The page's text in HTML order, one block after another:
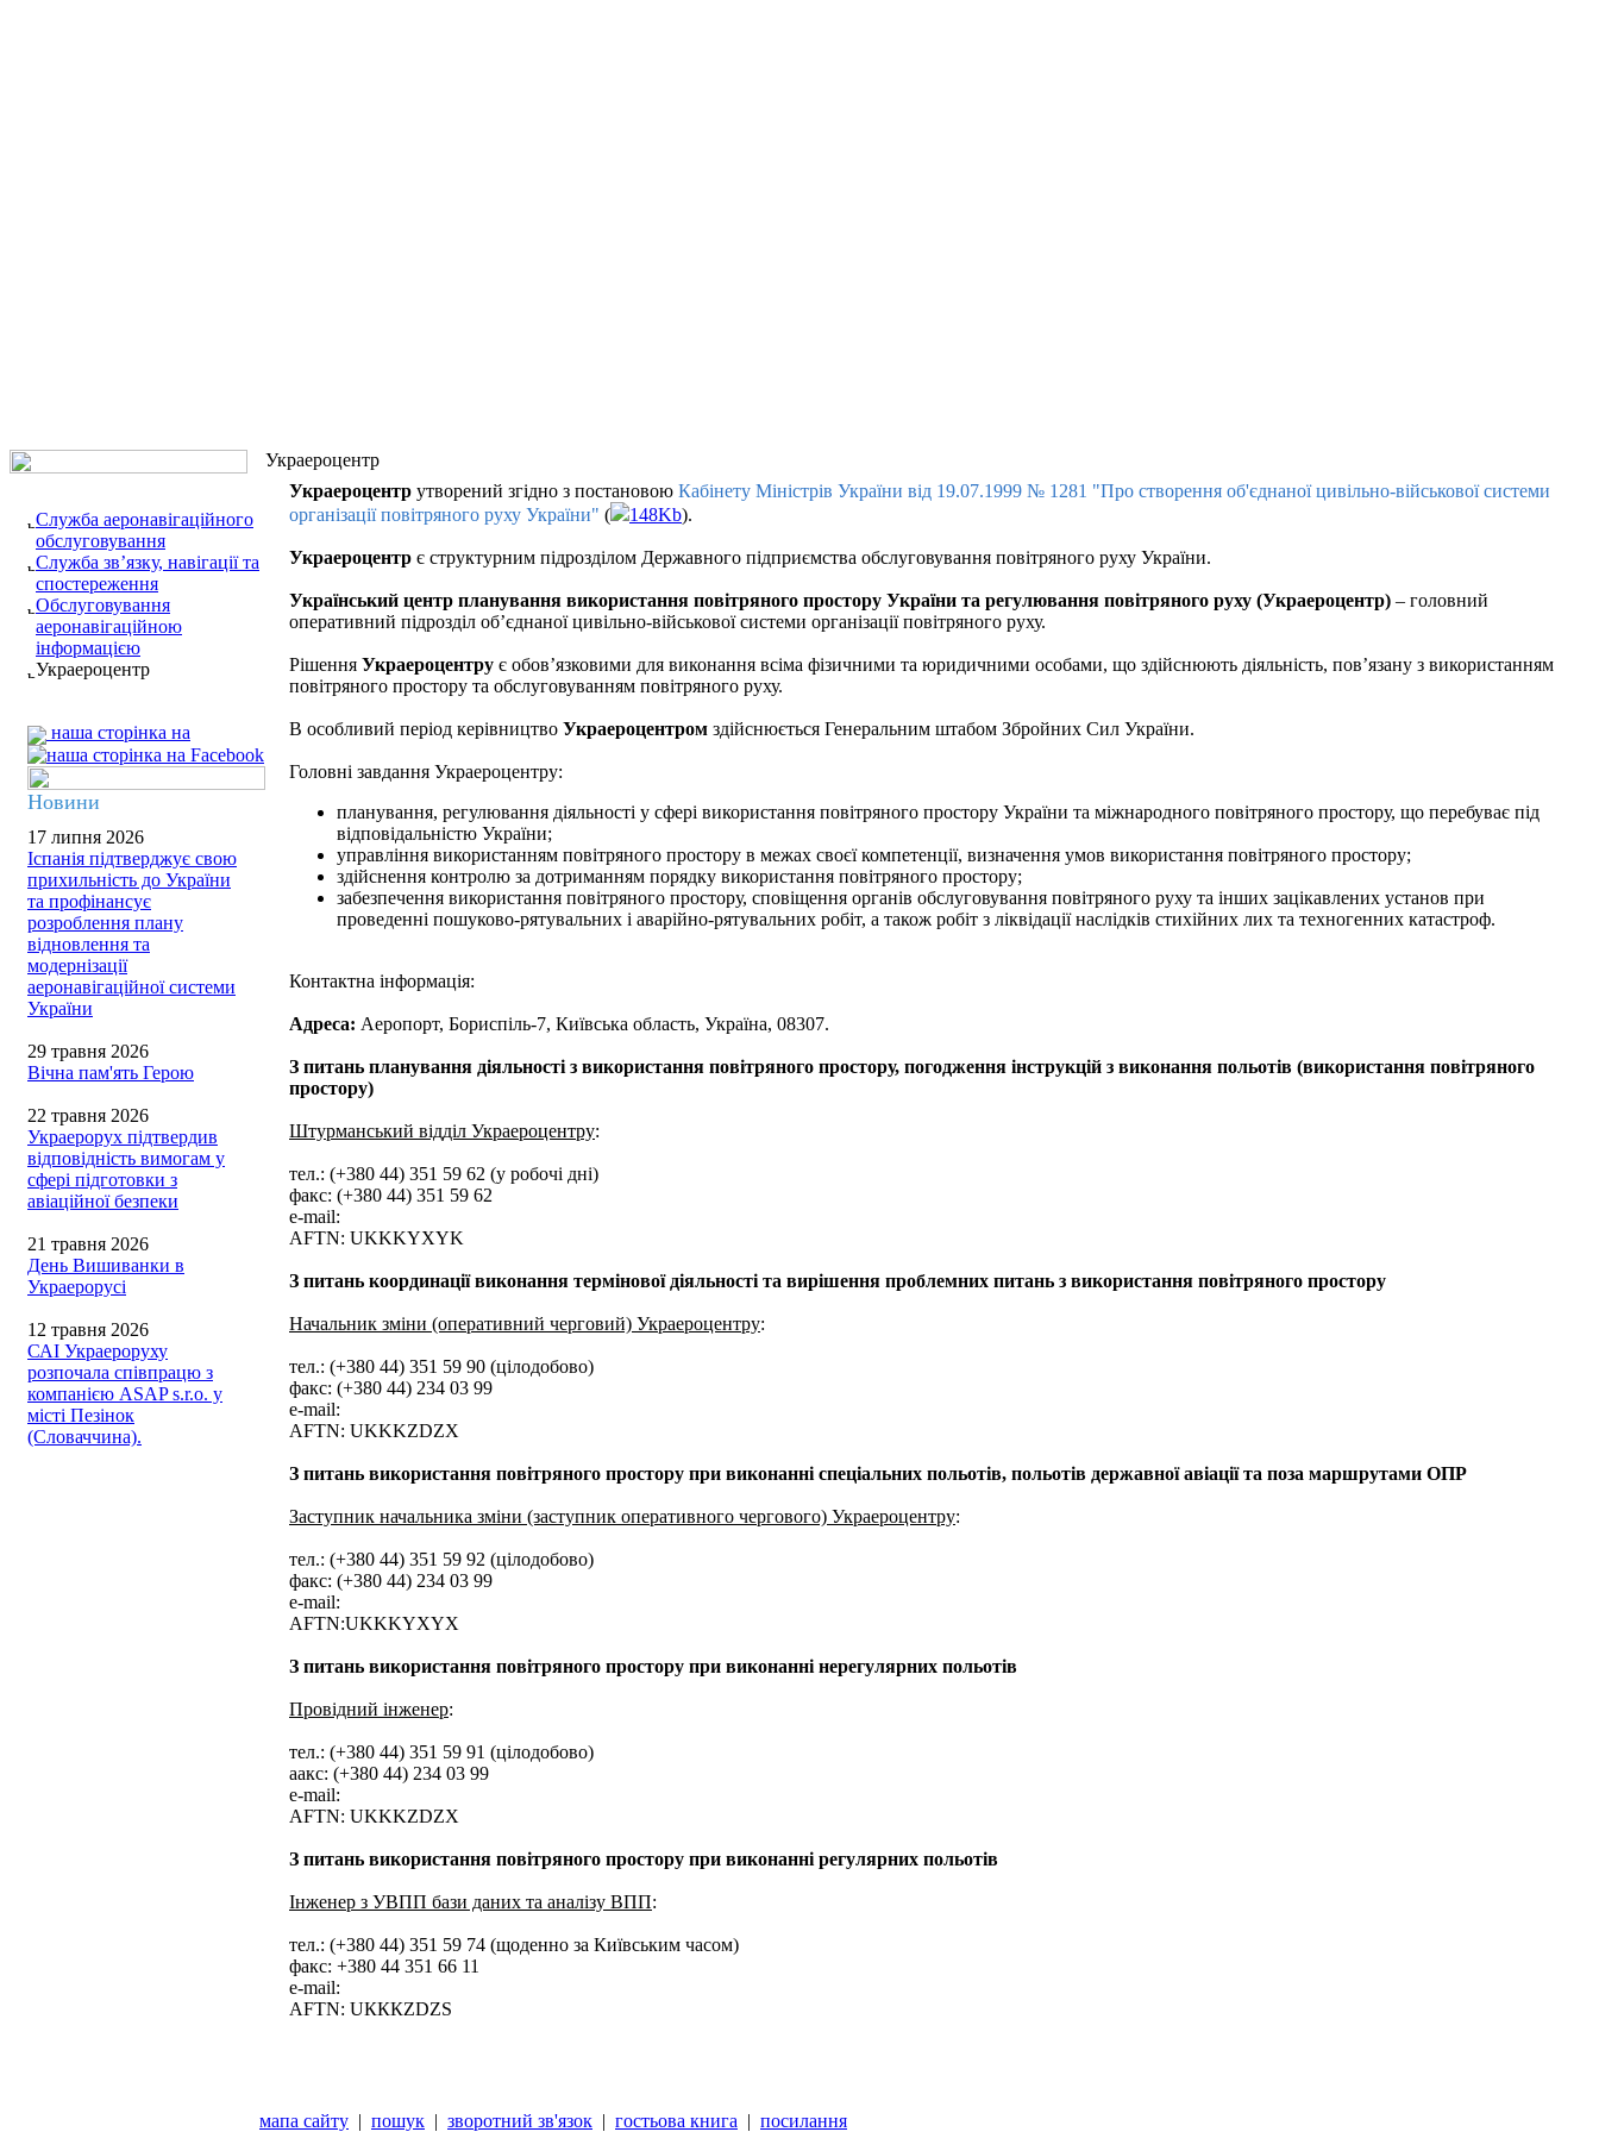
Служба аеронавігаційного
обслуговування
Служба зв’язку, навігації та
спостереження
Обслуговування
аеронавігаційною
інформацією
Украероцентр
наша сторінка на
Новини
17 липня 2026
Іспанія підтверджує свою
прихильність до України
та профінансує
розроблення плану
відновлення та
модернізації
аеронавігаційної системи
України
29 травня 2026
Вічна пам'ять Герою
22 травня 2026
Украерорух підтвердив
відповідність вимогам у
сфері підготовки з
авіаційної безпеки
21 травня 2026
День Вишиванки в
Украерорусі
12 травня 2026
САІ Украероруху
розпочала співпрацю з
компанією ASAP s.r.o. у
місті Пезінок
(Словаччина).
Украероцентр
Украероцентр утворений згідно з постановою Кабінету Міністрів України від 19.07.1999 № 1281 "Про створення об'єднаної цивільно-військової системи
організації повітряного руху України" ( 148Kb).
Украероцентр є структурним підрозділом Державного підприємства обслуговування повітряного руху України.
Український центр планування використання повітряного простору України та регулювання повітряного руху (Украероцентр) – головний
оперативний підрозділ об’єднаної цивільно-військової системи організації повітряного руху.
Рішення Украероцентру є обов’язковими для виконання всіма фізичними та юридичними особами, що здійснюють діяльність, пов’язану з використанням
повітряного простору та обслуговуванням повітряного руху.
В особливий період керівництво Украероцентром здійснюється Генеральним штабом Збройних Сил України.
Головні завдання Украероцентру:
планування, регулювання діяльності у сфері використання повітряного простору України та міжнародного повітряного простору, що перебуває під
відповідальністю України;
управління використанням повітряного простору в межах своєї компетенції, визначення умов використання повітряного простору;
здійснення контролю за дотриманням порядку використання повітряного простору;
забезпечення використання повітряного простору, сповіщення органів обслуговування повітряного руху та інших зацікавлених установ при
проведенні пошуково-рятувальних і аварійно-рятувальних робіт, а також робіт з ліквідації наслідків стихійних лих та техногенних катастроф.
Контактна інформація:
Адреса: Аеропорт, Бориспіль-7, Київська область, Україна, 08307.
З питань планування діяльності з використання повітряного простору, погодження інструкцій з виконання польотів (використання повітряного
простору)
Штурманський відділ Украероцентру:
тел.: (+380 44) 351 59 62 (у робочі дні)
факс: (+380 44) 351 59 62
e-mail:
AFTN: UKKKYXYK
З питань координації виконання термінової діяльності та вирішення проблемних питань з використання повітряного простору
Начальник зміни (оперативний черговий) Украероцентру:
тел.: (+380 44) 351 59 90 (цілодобово)
факс: (+380 44) 234 03 99
e-mail:
AFTN: UKKKZDZX
З питань використання повітряного простору при виконанні спеціальних польотів, польотів державної авіації та поза маршрутами ОПР
Заступник начальника зміни (заступник оперативного чергового) Украероцентру:
тел.: (+380 44) 351 59 92 (цілодобово)
факс: (+380 44) 234 03 99
e-mail:
AFTN:UKKKYXYX
З питань використання повітряного простору при виконанні нерегулярних польотів
Провідний інженер:
тел.: (+380 44) 351 59 91 (цілодобово)
aакс: (+380 44) 234 03 99
e-mail:
AFTN: UKKKZDZX
З питань використання повітряного простору при виконанні регулярних польотів
Інженер з УВПП бази даних та аналізу ВПП:
тел.: (+380 44) 351 59 74 (щоденно за Київським часом)
факс: +380 44 351 66 11
е-mail:
AFTN: UКККZDZS
мапа сайту | пошук | зворотний зв'язок | гостьова книга | посилання